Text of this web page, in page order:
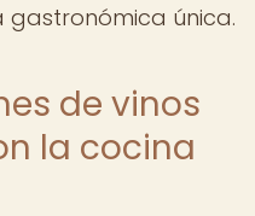
gastronómica única.
de vinos
la cocina